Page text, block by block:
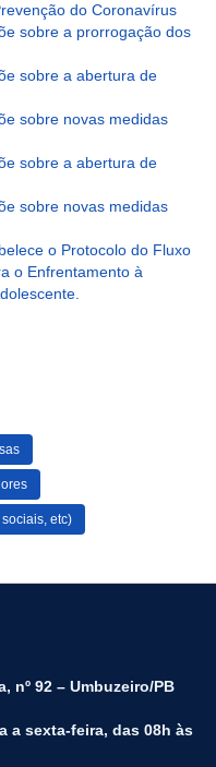
do Coronavírus
sobre a prorrogação dos
sobre a abertura de
sobre novas medidas
sobre a abertura de
sobre novas medidas
o Protocolo do Fluxo
o Enfrentamento à
etc)
nº 92 – Umbuzeiro/PB
a sexta-feira, das 08h às